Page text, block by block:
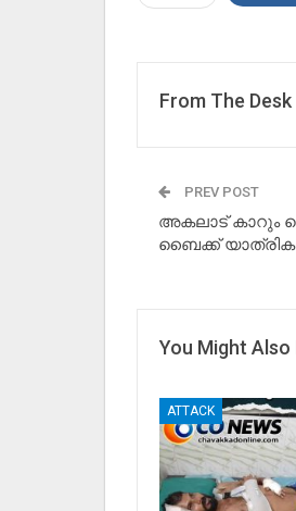
From The Desk
PREV POST
അകലാട് കാറും
ബൈക്ക്
You Might Also
ATTACK